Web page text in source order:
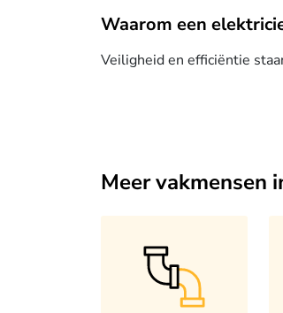
Waarom een
Veiligheid en efficiëntie
Meer vakmensen